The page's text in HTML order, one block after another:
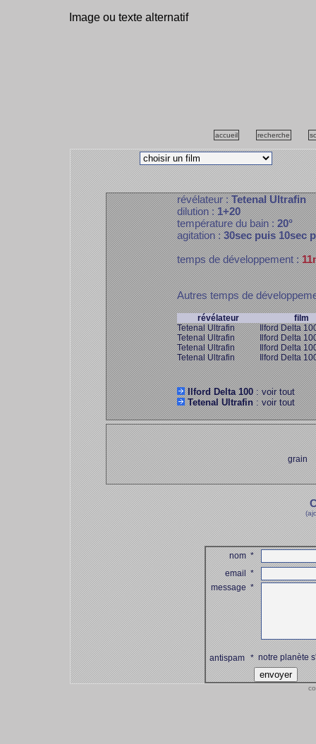
Image ou texte alternatif
accueil recherche
révélateur :Tetenal Ultrafin
dilution :1+20
température du bain :20°
agitation :30sec puis 10sec
temps de développement :
Autres temps de
révélateur
film
Tetenal Ultrafin
Ilford Delta
Tetenal Ultrafin
Ilford Delta
Tetenal Ultrafin
Ilford Delta
Tetenal Ultrafin
Ilford Delta
Ilford Delta 100: voir tout
Tetenal Ultrafin: voir tout
grain
nom*
email*
message*
antispam *notre planète